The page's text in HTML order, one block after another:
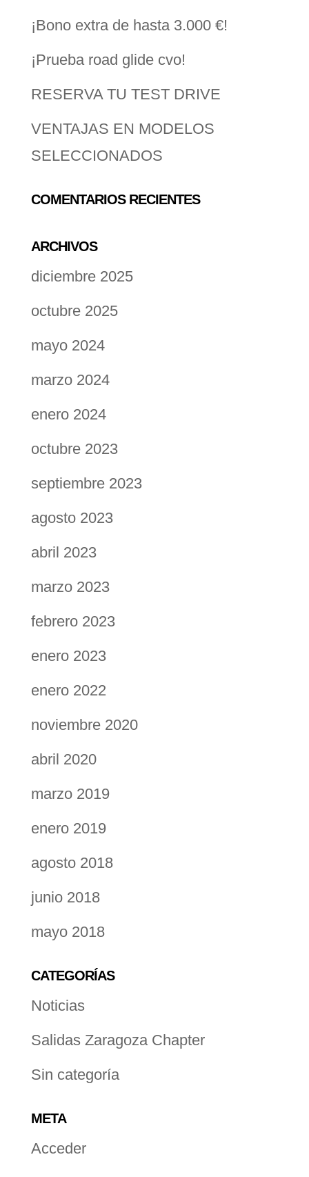
¡Bono extra de hasta 3.000 €!
¡Prueba road glide cvo!
RESERVA TU TEST DRIVE
VENTAJAS EN MODELOS
SELECCIONADOS
COMENTARIOS RECIENTES
ARCHIVOS
diciembre 2025
octubre 2025
mayo 2024
marzo 2024
enero 2024
octubre 2023
septiembre 2023
agosto 2023
abril 2023
marzo 2023
febrero 2023
enero 2023
enero 2022
noviembre 2020
abril 2020
marzo 2019
enero 2019
agosto 2018
junio 2018
mayo 2018
CATEGORÍAS
Noticias
Salidas Zaragoza Chapter
Sin categoría
META
Acceder